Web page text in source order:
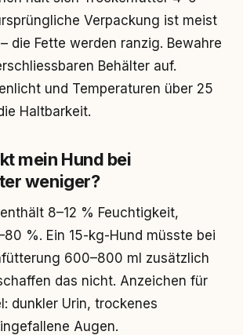
Verpackung ist meist
die Fette werden ranzig. Bewahre
Behälter auf.
und Temperaturen über 25
Haltbarkeit.
mein Hund bei
weniger?
8–12 % Feuchtigkeit,
%. Ein 15-kg-Hund müsste bei
600–800 ml zusätzlich
das nicht. Anzeichen für
dunkler Urin, trockenes
Augen.